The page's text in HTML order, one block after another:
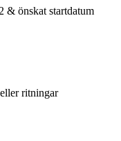
& önskat startdatum
ritningar